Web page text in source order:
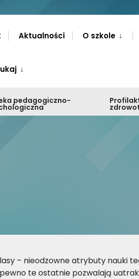
Aktualności O szkole
pedagogiczno-
– nieodzowne atrybuty nauki
te ostatnie pozwalają